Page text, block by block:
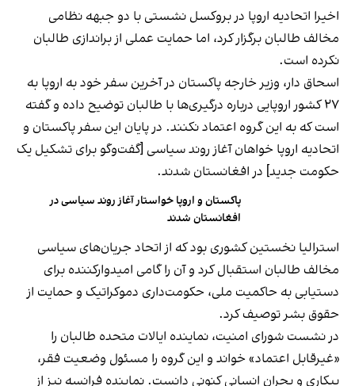
اخیرا اتحادیه اروپا در بروکسل نشستی با دو جبهه نظامی
مخالف طالبان برگزار کرد، اما حمایت عملی از براندازی طالبان
نکرده است.
اسحاق دار، وزیر خارجه پاکستان در آخرین سفر خود به اروپا به
۲۷ کشور اروپایی درباره درگیری‌ها با طالبان توضیح داده و گفته
است که به این گروه اعتماد نکنند. در پایان این سفر پاکستان و
اتحادیه اروپا خواهان آغاز روند سیاسی [گفت‌وگو برای تشکیل یک
حکومت جدید] در افغانستان شدند.
پاکستان و اروپا خواستار آغاز روند سیاسی در
افغانستان شدند
استرالیا نخستین کشوری بود که از اتحاد جریان‌های سیاسی
مخالف طالبان استقبال کرد و آن را گامی امیدوارکننده برای
دستیابی به حاکمیت ملی، حکومت‌داری دموکراتیک و حمایت از
حقوق بشر توصیف کرد.
در نشست شورای امنیت، نماینده ایالات متحده طالبان را
«غیرقابل اعتماد» خواند و این گروه را مسئول وضعیت فقر،
بیکاری و بحران انسانی کنونی دانست. نماینده فرانسه نیز از